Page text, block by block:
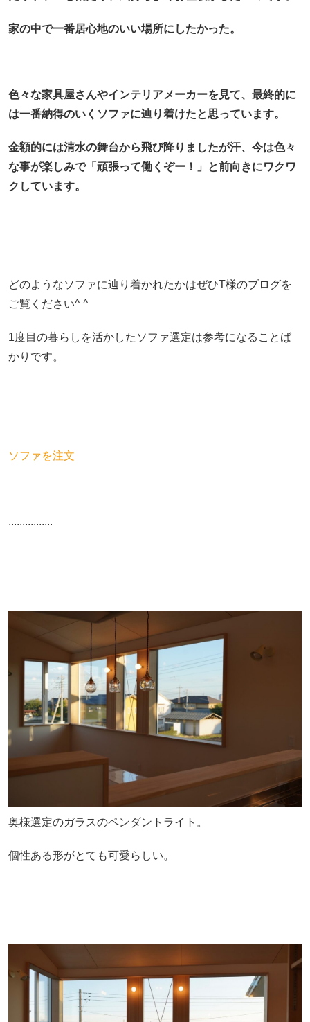
家の中で一番居心地のいい場所にしたかった。
色々な家具屋さんやインテリアメーカーを見て、最終的に
は一番納得のいくソファに辿り着けたと思っています。
金額的には清水の舞台から飛び降りましたが汗、今は色々
な事が楽しみで「頑張って働くぞー！」と前向きにワクワ
クしています。
どのようなソファに辿り着かれたかはぜひT様のブログを
ご覧ください^ ^
1度目の暮らしを活かしたソファ選定は参考になることば
かりです。
ソファを注文
................
奥様選定のガラスのペンダントライト。
個性ある形がとても可愛らしい。